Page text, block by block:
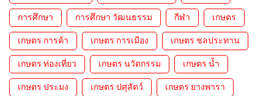
การศึกษา การศึกษา วัฒนธรรม กีฬา เกษตร
เกษตร การค้า เกษตร การเมือง เกษตร ชลประทาน
เกษตร ท่องเที่ยว เกษตร นวัตกรรม เกษตร น้ำ
เกษตร ประมง เกษตร ปศุสัตว์ เกษตร ยางพารา